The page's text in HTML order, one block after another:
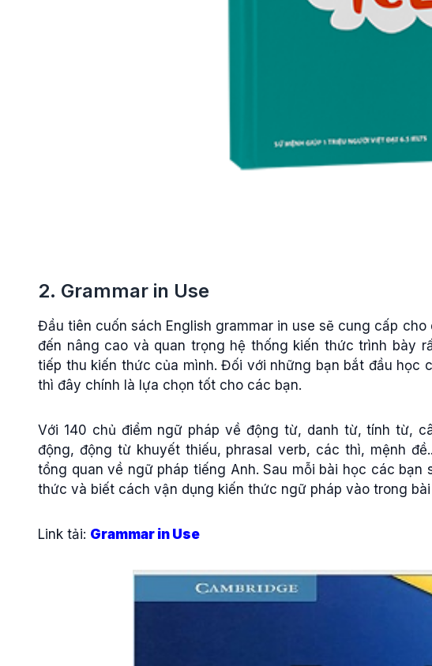
2. Grammar in Use
Đầu tiên cuốn sách English grammar in use sẽ cung cấp
đến nâng cao và quan trọng hệ thống kiến thức trình bày
tiếp thu kiến thức của mình. Đối với những bạn bắt đầu học
thì đây chính là lựa chọn tốt cho các bạn.
Với 140 chủ điểm ngữ pháp về động từ, danh từ, tính từ,
động, động từ khuyết thiếu, phrasal verb, các thì, mệnh
tổng quan về ngữ pháp tiếng Anh. Sau mỗi bài học các bạn
thức và biết cách vận dụng kiến thức ngữ pháp vào trong
Link tải: Grammar in Use